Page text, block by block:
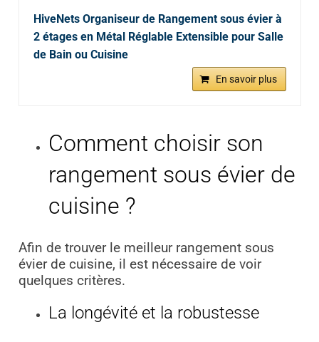
HiveNets Organiseur de Rangement sous évier à
2 étages en Métal Réglable Extensible pour Salle
de Bain ou Cuisine
En savoir plus
Comment choisir son
rangement sous évier de
cuisine ?
Afin de trouver le meilleur rangement sous
évier de cuisine, il est nécessaire de voir
quelques critères.
La longévité et la robustesse